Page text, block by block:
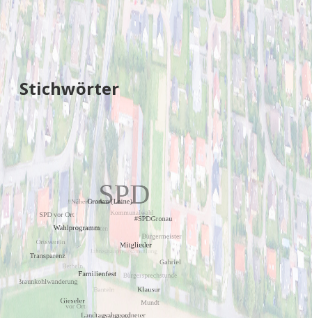
Stichwörter